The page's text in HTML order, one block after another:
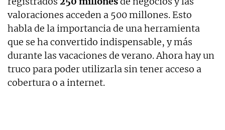
valoraciones acceden a 500 millones. Esto
habla de la importancia de una herramienta
que se ha convertido indispensable, y más
durante las vacaciones de verano. Ahora hay un
truco para poder utilizarla sin tener acceso a
cobertura o a internet.